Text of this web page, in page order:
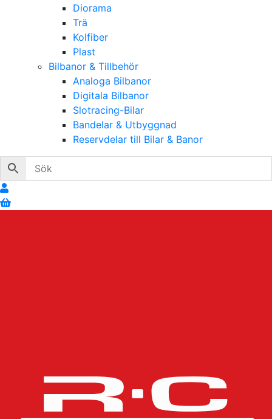
Diorama
Trä
Kolfiber
Plast
Bilbanor & Tillbehör
Analoga Bilbanor
Digitala Bilbanor
Slotracing-Bilar
Bandelar & Utbyggnad
Reservdelar till Bilar & Banor